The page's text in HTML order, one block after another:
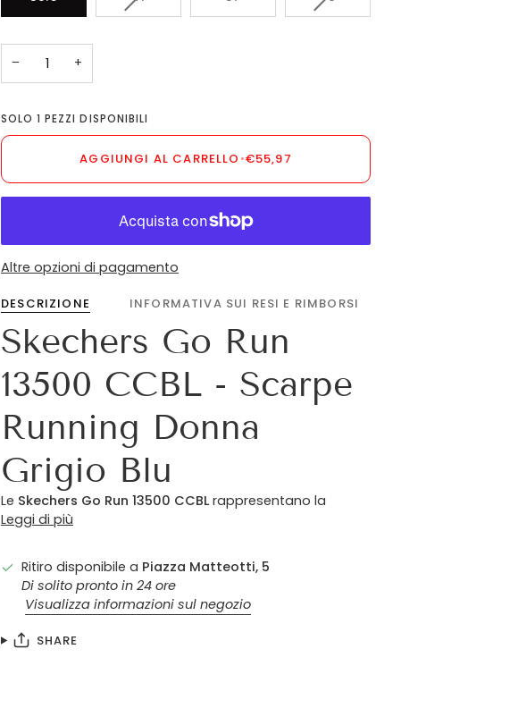
ESAURITA
ESAURITA
− +
SOLO1 PEZZI DISPONIBILI
AGGIUNGI AL CARRELLO •€55,97
Altre opzioni di pagamento
DESCRIZIONE INFORMATIVA SUI RESI E RIMBORSI
Skechers Go Run
13500 CCBL - Scarpe
Running Donna
Grigio Blu
Le Skechers Go Run 13500 CCBL rappresentano la
Leggi di più
Ritiro disponibile a Piazza Matteotti, 5
Di solito pronto in 24 ore
Visualizza informazioni sul negozio
SHARE